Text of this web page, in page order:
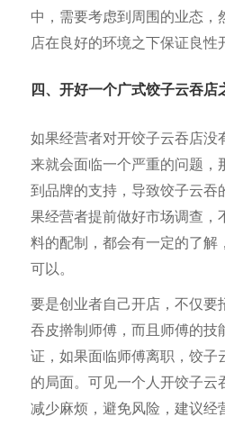
中，需要考虑到周围的业态，
店在良好的环境之下保证良性
四、开好一个广式饺子云吞店
如果经营者对开饺子云吞店没
来就会面临一个严重的问题，
到品牌的支持，导致饺子云吞
果经营者提前做好市场调查，
料的配制，都会有一定的了解
可以。
要是创业者自己开店，不仅要
吞皮擀制师傅，而且师傅的技
证，如果面临师傅离职，饺子
的局面。可见一个人开饺子云
减少麻烦，避免风险，建议经